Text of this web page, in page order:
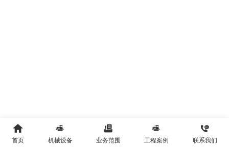

首页

机械设备

业务范围

工程案例

联系我们